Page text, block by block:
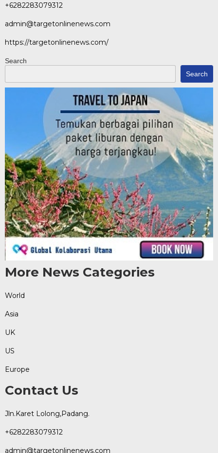
+6282283079312
admin@targetonlinenews.com
https://targetonlinenews.com/
Search
Search
More News Categories
World
Asia
UK
US
Europe
Contact Us
Jln.Karet Lolong,Padang.
+6282283079312
admin@targetonlinenews.com